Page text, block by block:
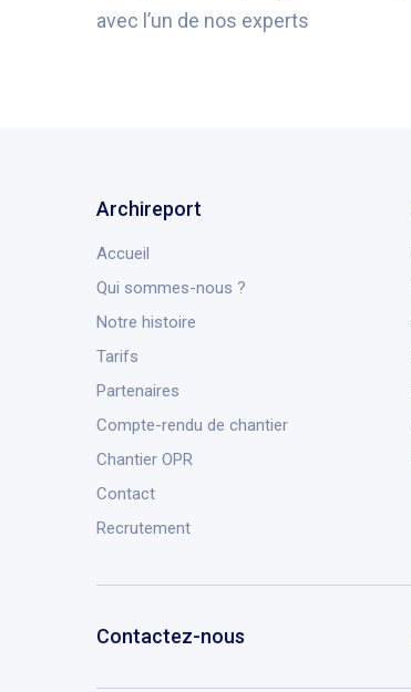
avec l’un de nos experts
Archireport
Accueil
Qui sommes-nous ?
Notre histoire
Tarifs
Partenaires
Compte-rendu de chantier
Chantier OPR
Contact
Recrutement
Contactez-nous